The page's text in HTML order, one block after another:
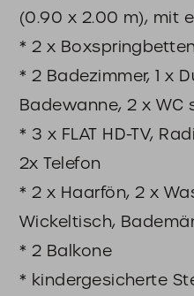
(0.90 x 2.00 m), mit
* 2 x Boxspringbetten
* 2 Badezimmer, 1 x
Badewanne, 2 x WC
* 3 x FLAT HD-TV,
2x Telefon
* 2 x Haarfön, 2 x
Wickeltisch,
* 2 Balkone
* kindergesicherte